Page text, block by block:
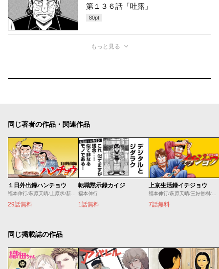
第１３６話「吐露」
80pt
もっと見る
同じ著者の作品・関連作品
１日外出録ハンチョウ
29話無料
転職黙示録カイジ
福本伸行
1話無料
上京生活録イチジョウ
7話無料
同じ掲載誌の作品